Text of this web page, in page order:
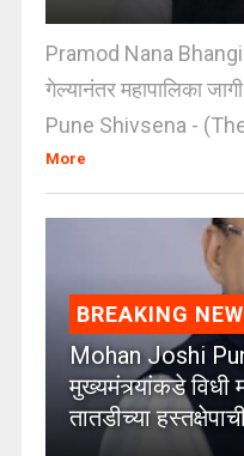
Pramod Nana
गेल्यानंतर महापालिका
Pune Shivsena -
More
BREAKING
Mohan Joshi
मुख्यमंत्र्यांकडे विधी
तातडीच्या